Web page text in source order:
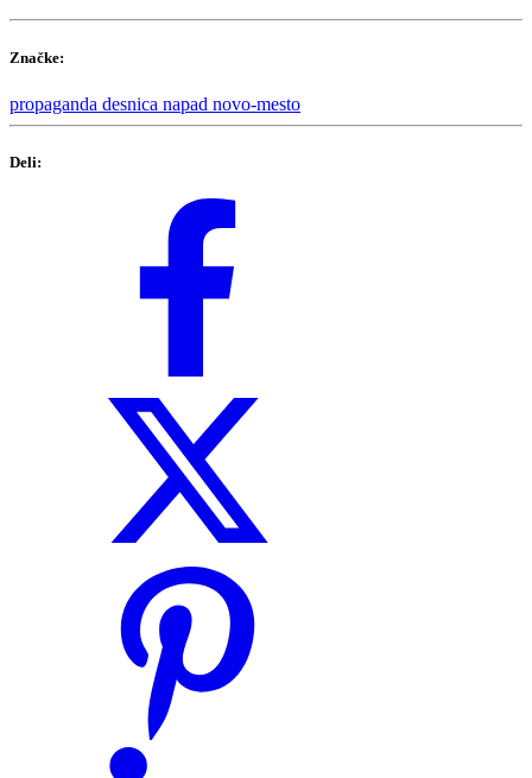
Značke:
propaganda desnica napad novo-mesto
Deli: